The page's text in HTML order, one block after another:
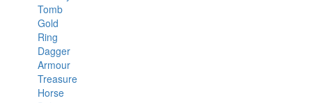
Tomb
Gold
Ring
Dagger
Armour
Treasure
Horse